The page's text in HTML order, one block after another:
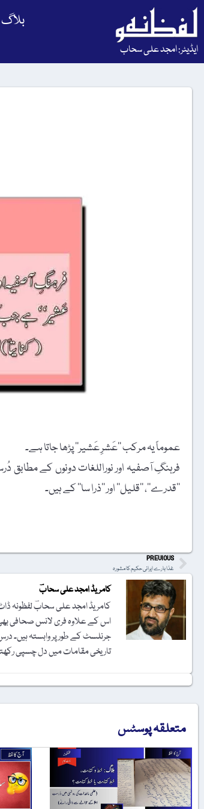
ایڈیٹر: امجد علی سحاب
بلاگ
عموماً یہ مرکب ’’عَشرِ عَشیر‘‘ پڑھا جاتا ہے۔
’’قدرے‘‘، ’’قلیل‘‘ اور ’’ذرا سا‘‘ کے ہیں۔
PREVIOUS
غذا بارے ایرانی حکیم کا مشورہ
کامریڈ امجد علی سحابؔ
کامریڈ امجد علی سحابؔ لفظونہ ڈاٹ
اس کے علاوہ فری لانس صحافی بھی
تاریخی مقامات میں دل چسپی
متعلقہ پوسٹس